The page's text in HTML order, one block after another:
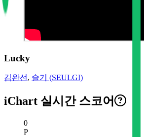
Lucky
김완선 , 슬기 (SEULGI)
iChart 실시간 스코어
현재 스코어
0
P